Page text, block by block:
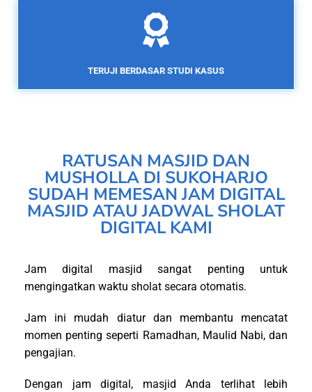
TERUJI BERDASAR STUDI KASUS
RATUSAN MASJID DAN
MUSHOLLA DI SUKOHARJO
SUDAH MEMESAN JAM DIGITAL
MASJID ATAU JADWAL SHOLAT
DIGITAL KAMI
Jam digital masjid sangat penting untuk
mengingatkan waktu sholat secara otomatis.
Jam ini mudah diatur dan membantu mencatat
momen penting seperti Ramadhan, Maulid Nabi, dan
pengajian.
Dengan jam digital, masjid Anda terlihat lebih